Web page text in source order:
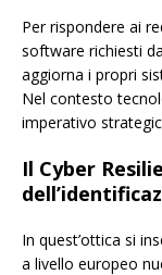
Per rispondere ai
software richiesti
aggiorna i propri
Nel contesto
imperativo
Il Cyber
In quest’ottica si
a livello europeo